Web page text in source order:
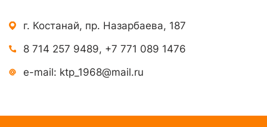
г. Костанай, пр. Назарбаева, 187
8 714 257 9489, +7 771 089 1476
e-mail: ktp_1968@mail.ru